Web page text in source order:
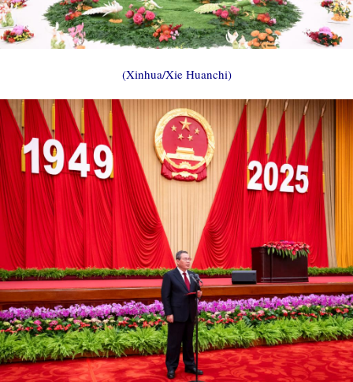
(Xinhua/Xie Huanchi)